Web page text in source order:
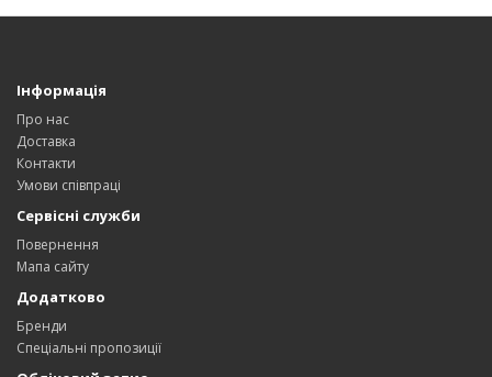
Інформація
Про нас
Доставка
Контакти
Умови співпраці
Сервісні служби
Повернення
Мапа сайту
Додатково
Бренди
Спеціальні пропозиції